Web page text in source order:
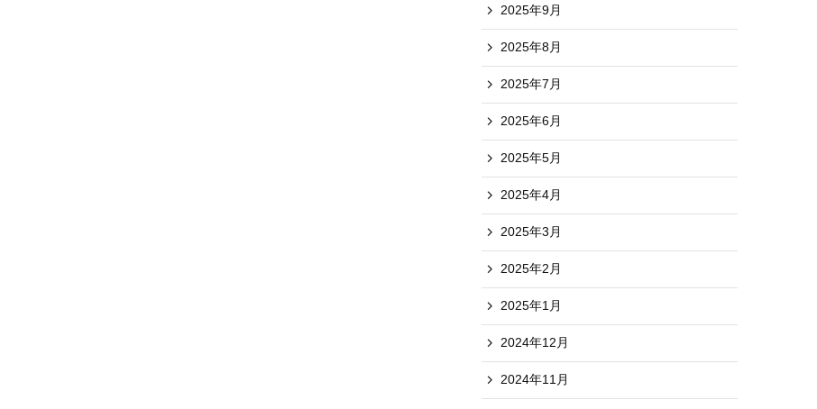
2025年9月
2025年8月
2025年7月
2025年6月
2025年5月
2025年4月
2025年3月
2025年2月
2025年1月
2024年12月
2024年11月